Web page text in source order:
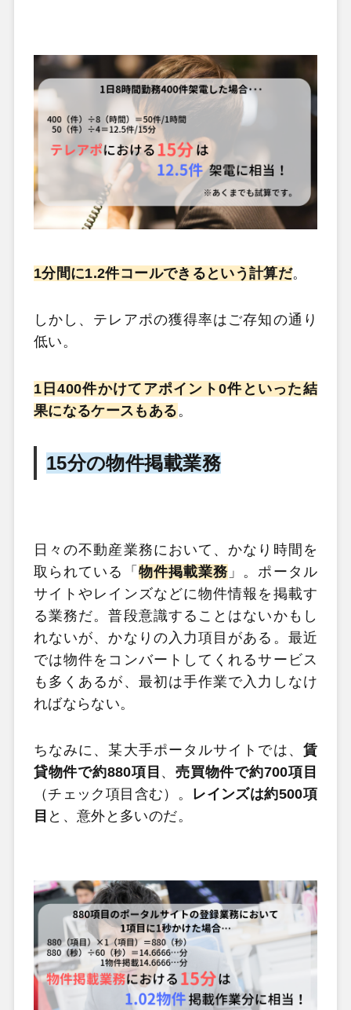
1分間に1.2件コールできるという計算だ。
しかし、テレアポの獲得率はご存知の通り
低い。
1日400件かけてアポイント0件といった結
果になるケースもある 。
15分の物件掲載業務
日々の不動産業務において、かなり時間を
取られている「 物件掲載業務 」。ポータル
サイトやレインズなどに物件情報を掲載す
る業務だ。普段意識することはないかもし
れないが、かなりの入力項目がある。最近
では物件をコンバートしてくれるサービス
も多くあるが、最初は手作業で入力しなけ
ればならない。
ちなみに、某大手ポータルサイトでは、 賃
貸物件で約880項目 、売買物件で約700項目
（チェック項目含む）。 レインズは約500項
目 と、意外と多いのだ。